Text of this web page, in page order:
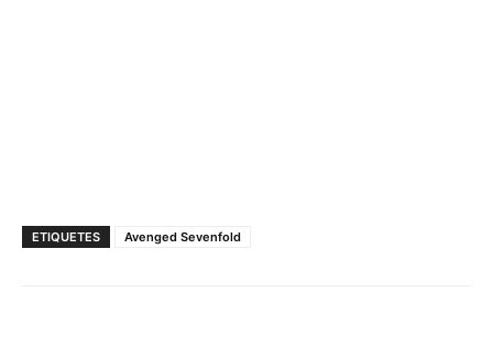
ETIQUETES Avenged Sevenfold